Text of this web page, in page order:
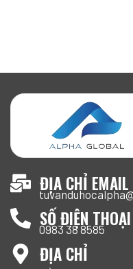
ĐỊA CHỈ EMAIL
SỐ ĐIỆN THOẠI
0983 38 8585
ĐỊA CHỈ